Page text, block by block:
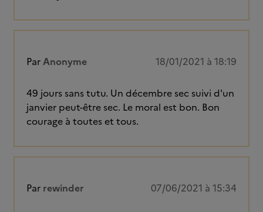
ParAnonyme 18/01/2021 à 18:19
49 jours sans tutu. Un décembre sec suivi d'un
janvier peut-être sec. Le moral est bon. Bon
courage à toutes et tous.
Par rewinder 07/06/2021 à 15:34